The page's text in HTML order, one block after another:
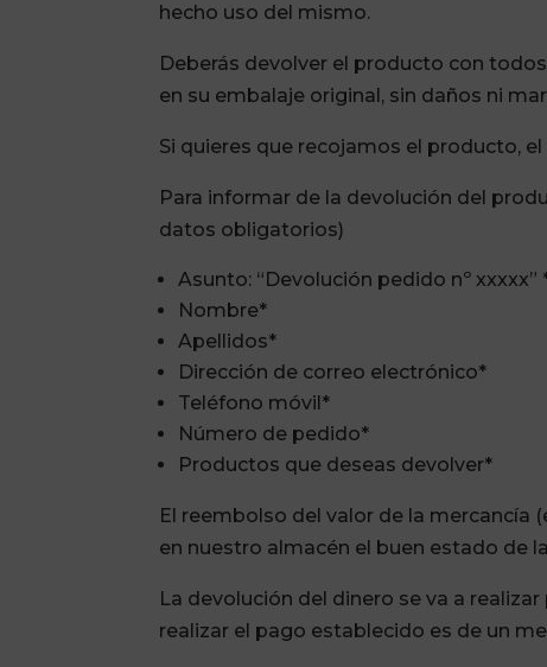
hecho uso del mismo.
Deberás devolver el producto con
en su embalaje original, sin daños ni
Si quieres que recojamos el producto,
Para informar de la devolución del
datos obligatorios)
Asunto: “Devolución pedido nº xxxxx”
Nombre*
Apellidos*
Dirección de correo electrónico*
Teléfono móvil*
Número de pedido*
Productos que deseas devolver*
El reembolso del valor de la mercancía
en nuestro almacén el buen estado de
La devolución del dinero se va a
realizar el pago establecido es de un